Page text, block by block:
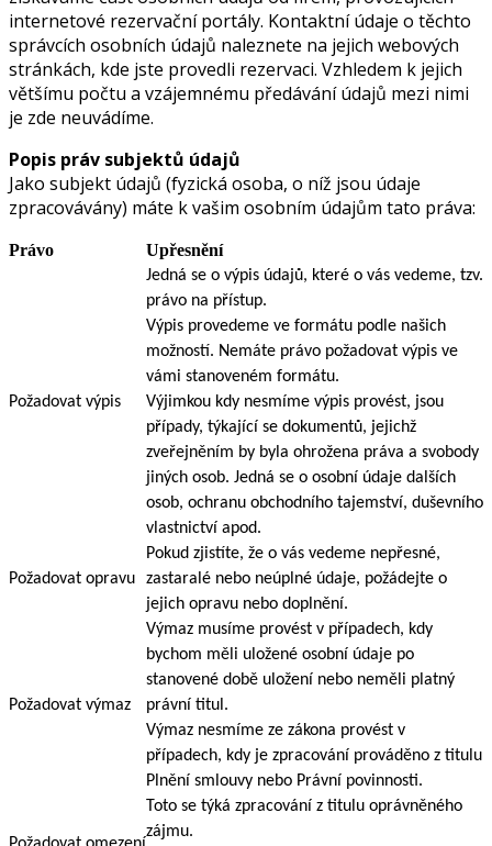
internetové rezervační portály. Kontaktní údaje o těchto
správcích osobních údajů naleznete na jejich webových
stránkách, kde jste provedli rezervaci. Vzhledem k jejich
většímu počtu a vzájemnému předávání údajů mezi nimi
je zde neuvádíme.
Popis práv subjektů údajů
Jako subjekt údajů (fyzická osoba, o níž jsou údaje
zpracovávány) máte k vašim osobním údajům tato práva:
Právo Upřesnění
Požadovat výpis
Jedná se o výpis údajů, které o vás vedeme, tzv.
právo na přístup.
Výpis provedeme ve formátu podle našich
možností. Nemáte právo požadovat výpis ve
vámi stanoveném formátu.
Výjimkou kdy nesmíme výpis provést, jsou
případy, týkající se dokumentů, jejichž
zveřejněním by byla ohrožena práva a svobody
jiných osob. Jedná se o osobní údaje dalších
osob, ochranu obchodního tajemství, duševního
vlastnictví apod.
Požadovat opravu
Pokud zjistíte, že o vás vedeme nepřesné,
zastaralé nebo neúplné údaje, požádejte o
jejich opravu nebo doplnění.
Požadovat výmaz
Výmaz musíme provést v případech, kdy
bychom měli uložené osobní údaje po
stanovené době uložení nebo neměli platný
právní titul.
Výmaz nesmíme ze zákona provést v
případech, kdy je zpracování prováděno z titulu
Plnění smlouvy nebo Právní povinnosti.
Toto se týká zpracování z titulu oprávněného
zájmu.